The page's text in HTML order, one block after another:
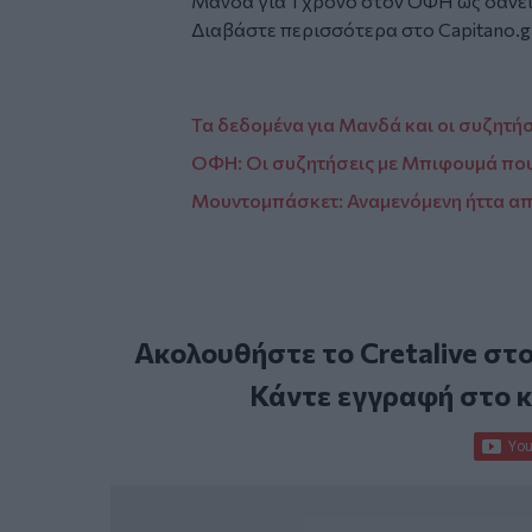
Διαβάστε περισσότερα στο
Τα δεδομένα για Μανδά και οι
ΟΦΗ: Οι συζητήσεις με Μπιφουμά
Μουντομπάσκετ: Αναμενόμενη ήττα
Ακολουθήστε το Cretalive
Κάντε εγγραφή στο